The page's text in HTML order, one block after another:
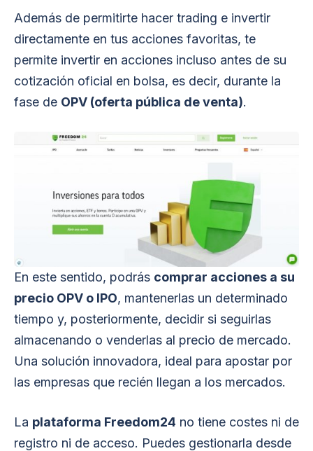
Además de permitirte hacer trading e invertir
directamente en tus acciones favoritas, te
permite invertir en acciones incluso antes de su
cotización oficial en bolsa, es decir, durante la
fase de OPV (oferta pública de venta).
En este sentido, podrás comprar acciones a su
precio OPV o IPO, mantenerlas un determinado
tiempo y, posteriormente, decidir si seguirlas
almacenando o venderlas al precio de mercado.
Una solución innovadora, ideal para apostar por
las empresas que recién llegan a los mercados.
La plataforma Freedom24 no tiene costes ni de
registro ni de acceso. Puedes gestionarla desde